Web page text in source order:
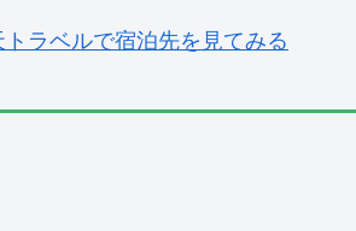
ラベルで宿泊先を見てみる